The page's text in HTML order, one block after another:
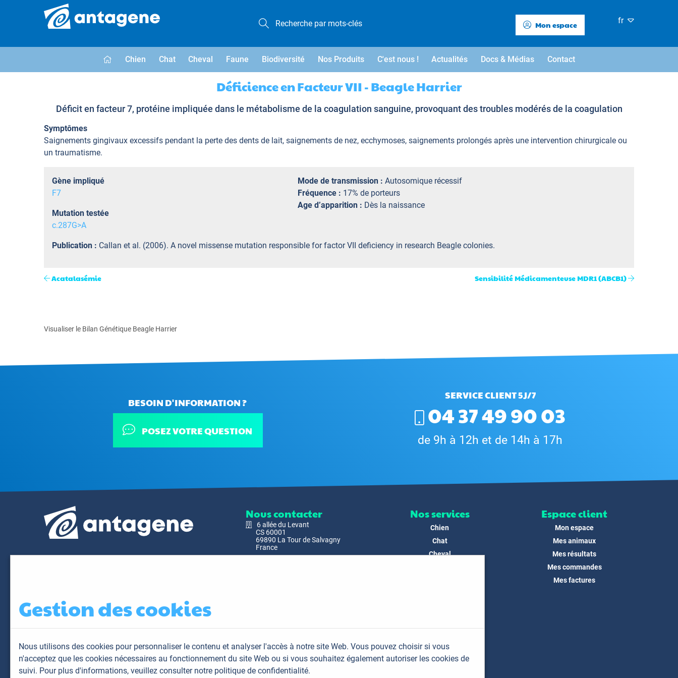
Mon espace fr
Chien Chat Cheval Faune Biodiversité Nos Produits C'est nous ! Actualités Docs & Médias Contact
Déficience en Facteur VII - Beagle Harrier
Déficit en facteur 7, protéine impliquée dans le métabolisme de la coagulation sanguine, provoquant des troubles modérés de la coagulation
Symptômes
Saignements gingivaux excessifs pendant la perte des dents de lait, saignements de nez, ecchymoses, saignements prolongés après une intervention chirurgicale ou
un traumatisme.
Gène impliqué
F7
Mutation testée
c.287G>A
Mode de transmission : Autosomique récessif
Fréquence : 17% de porteurs
Age d’apparition : Dès la naissance
Publication : Callan et al. (2006). A novel missense mutation responsible for factor VII deficiency in research Beagle colonies.
Acatalasémie Sensibilité Médicamenteuse MDR1 (ABCB1)
Visualiser le Bilan Génétique Beagle Harrier
BESOIN D'INFORMATION ?
POSEZ VOTRE QUESTION
SERVICE CLIENT 5J/7
04 37 49 90 03
de 9h à 12h et de 14h à 17h
Nous contacter
6 allée du Levant
CS 60001
69890 La Tour de Salvagny
France
Nos services
Chien
Chat
Cheval
FAQ
Contact
Espace client
Mon espace
Mes animaux
Mes résultats
Mes commandes
Mes factures
Gestion des cookies
Nous utilisons des cookies pour personnaliser le contenu et analyser l'accès à notre site Web. Vous pouvez choisir si vous
n'acceptez que les cookies nécessaires au fonctionnement du site Web ou si vous souhaitez également autoriser les cookies de
suivi. Pour plus d'informations, veuillez consulter notre politique de confidentialité.